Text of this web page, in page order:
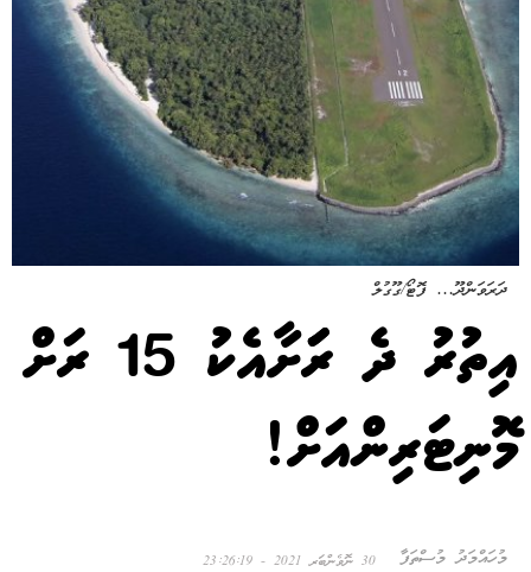
ދަރަވަންދޫ… ފޮޓޯ/ގޫގުލް
އިތުރު ދެ ރަަށާއެކު 15 ރަށް
މޮނިޓަރިންއަށް!
މުހައްމަދު މުސްތަފާ 30 ނޮވެންބަރ 2021 - 23:26:19